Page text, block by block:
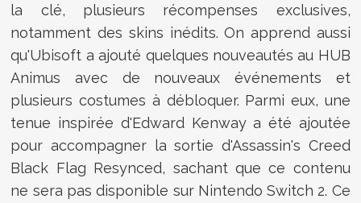
la clé, plusieurs récompenses exclusives,
notamment des skins inédits. On apprend aussi
qu'Ubisoft a ajouté quelques nouveautés au HUB
Animus avec de nouveaux événements et
plusieurs costumes à débloquer. Parmi eux, une
tenue inspirée d'Edward Kenway a été ajoutée
pour accompagner la sortie d'Assassin's Creed
Black Flag Resynced, sachant que ce contenu
ne sera pas disponible sur Nintendo Switch 2. Ce